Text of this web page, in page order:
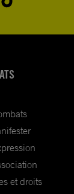
et droits